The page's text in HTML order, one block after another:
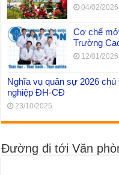
04/02/2026
Cơ chế
Trường
12/01/2026
Nghĩa vụ quân sự 2026
nghiệp ĐH-CĐ
23/10/2025
Đường đi tới Văn